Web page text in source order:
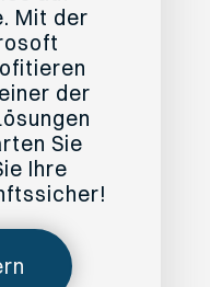
Mit der
der
Sie
Ihre